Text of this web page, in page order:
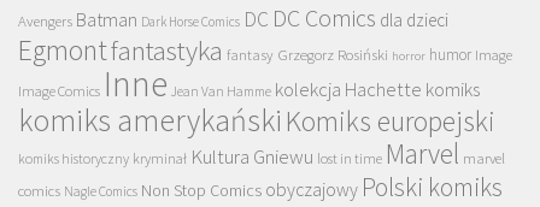
Avengers Batman Dark Horse Comics DC DC Comics dla dzieci
Egmontfantastyka fantasy Grzegorz Rosiński horror humor Image
Image Comics Inne Jean Van Hamme kolekcja Hachette komiks
komiks amerykański Komiks europejski
komiks historyczny kryminał Kultura Gniewu lost in time Marvel marvel
comics Nagle Comics Non Stop Comics obyczajowy Polski komiks